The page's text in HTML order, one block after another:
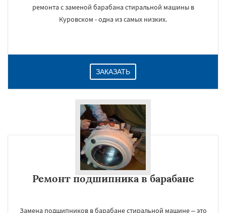
ремонта с заменой барабана стиральной машины в
Куровском - одна из самых низких.
ЗАКАЗАТЬ
Ремонт подшипника в барабане
Замена подшипников в барабане стиральной машине – это